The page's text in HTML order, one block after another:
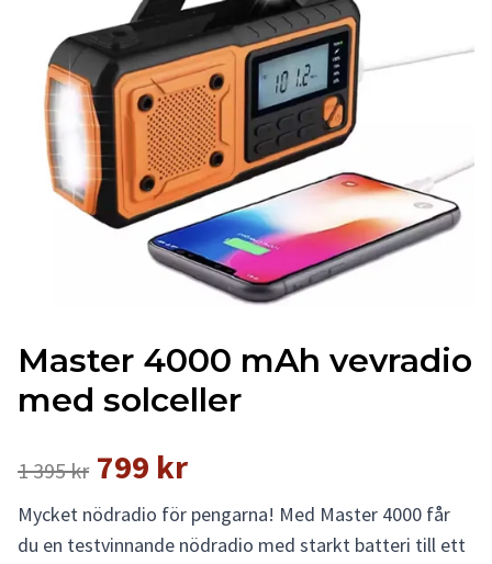
Master 4000 mAh vevradio
med solceller
1 395 kr 799 kr
Mycket nödradio för pengarna! Med Master 4000 får
du en testvinnande nödradio med starkt batteri till ett